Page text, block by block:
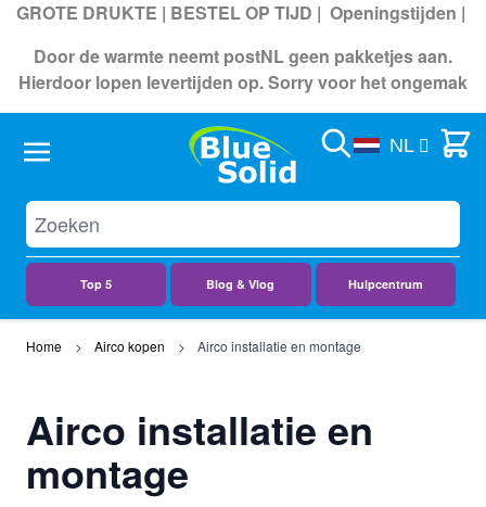
GROTE DRUKTE | BESTEL OP TIJD | Openingstijden |
Door de warmte neemt postNL geen pakketjes aan.
Hierdoor lopen levertijden op. Sorry voor het ongemak
Top 5 Blog & Vlog Hulpcentrum
Search NL Cart
Home Airco kopen Airco installatie en montage
Airco installatie en
montage